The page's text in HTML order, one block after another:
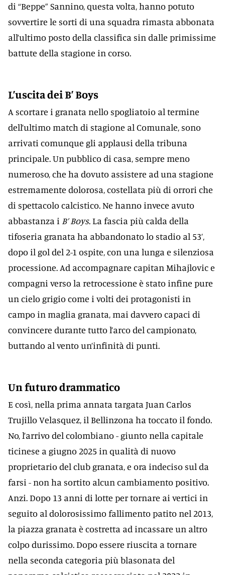
di “Beppe” Sannino, questa volta, hanno potuto
sovvertire le sorti di una squadra rimasta abbonata
all’ultimo posto della classifica sin dalle primissime
battute della stagione in corso.
L’uscita dei B’ Boys
A scortare i granata nello spogliatoio al termine
dell’ultimo match di stagione al Comunale, sono
arrivati comunque gli applausi della tribuna
principale. Un pubblico di casa, sempre meno
numeroso, che ha dovuto assistere ad una stagione
estremamente dolorosa, costellata più di orrori che
di spettacolo calcistico. Ne hanno invece avuto
abbastanza i B’ Boys. La fascia più calda della
tifoseria granata ha abbandonato lo stadio al 53’,
dopo il gol del 2-1 ospite, con una lunga e silenziosa
processione. Ad accompagnare capitan Mihajlovic e
compagni verso la retrocessione è stato infine pure
un cielo grigio come i volti dei protagonisti in
campo in maglia granata, mai davvero capaci di
convincere durante tutto l’arco del campionato,
buttando al vento un’infinità di punti.
Un futuro drammatico
E così, nella prima annata targata Juan Carlos
Trujillo Velasquez, il Bellinzona ha toccato il fondo.
No, l’arrivo del colombiano - giunto nella capitale
ticinese a giugno 2025 in qualità di nuovo
proprietario del club granata, e ora indeciso sul da
farsi - non ha sortito alcun cambiamento positivo.
Anzi. Dopo 13 anni di lotte per tornare ai vertici in
seguito al dolorosissimo fallimento patito nel 2013,
la piazza granata è costretta ad incassare un altro
colpo durissimo. Dopo essere riuscita a tornare
nella seconda categoria più blasonata del